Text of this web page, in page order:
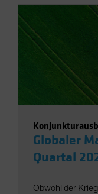
Globaler
Quartal
Obwohl der